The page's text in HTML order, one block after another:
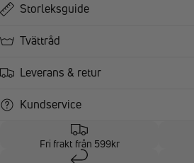
Storleksguide
Tvättråd
Leverans & retur
Kundservice
Fri frakt från 599kr